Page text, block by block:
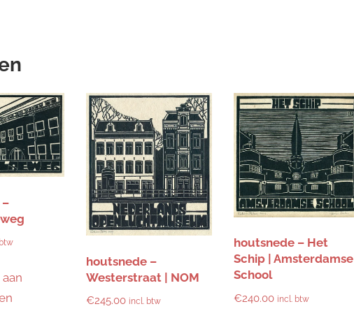
houtsnede –
Westerstraat | NOM
€245.00 incl. btw
houtsnede – Het
Schip | Amsterdamse
School
€240.00 incl. btw